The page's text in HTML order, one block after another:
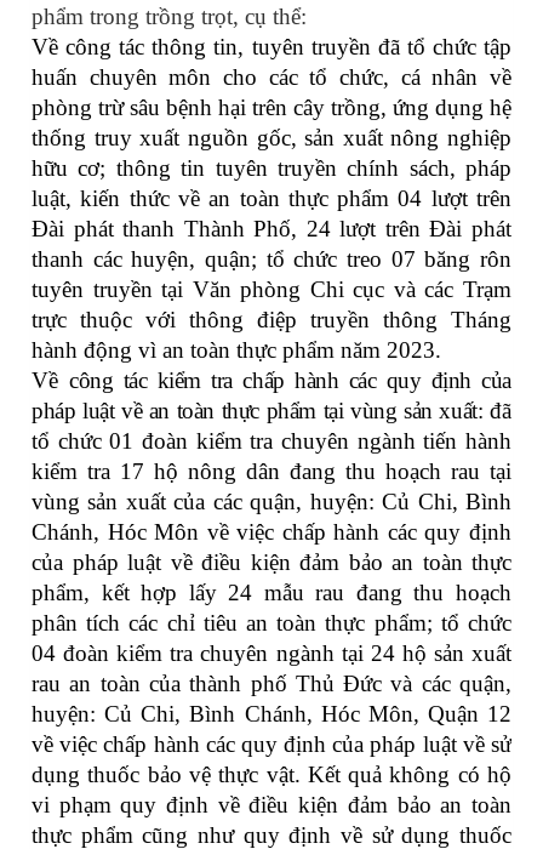
phẩm trong trồng trọt, cụ thể:
Về công tác thông tin, tuyên truyền đã tổ chức tập
huấn chuyên môn cho các tổ chức, cá nhân về
phòng trừ sâu bệnh hại trên cây trồng, ứng dụng hệ
thống truy xuất nguồn gốc, sản xuất nông nghiệp
hữu cơ; thông tin tuyên truyền chính sách, pháp
luật, kiến thức về an toàn thực phẩm 04 lượt trên
Đài phát thanh Thành Phố, 24 lượt trên Đài phát
thanh các huyện, quận; tổ chức treo 07 băng rôn
tuyên truyền tại Văn phòng Chi cục và các Trạm
trực thuộc với thông điệp truyền thông Tháng
hành động vì an toàn thực phẩm năm 2023.
Về công tác kiểm tra chấp hành các quy định của
pháp luật về an toàn thực phẩm tại vùng sản xuất: đã
tổ chức 01 đoàn kiểm tra chuyên ngành tiến hành
kiểm tra 17 hộ nông dân đang thu hoạch rau tại
vùng sản xuất của các quận, huyện: Củ Chi, Bình
Chánh, Hóc Môn về việc chấp hành các quy định
của pháp luật về điều kiện đảm bảo an toàn thực
phẩm, kết hợp lấy 24 mẫu rau đang thu hoạch
phân tích các chỉ tiêu an toàn thực phẩm; tổ chức
04 đoàn kiểm tra chuyên ngành tại 24 hộ sản xuất
rau an toàn của thành phố Thủ Đức và các quận,
huyện: Củ Chi, Bình Chánh, Hóc Môn, Quận 12
về việc chấp hành các quy định của pháp luật về sử
dụng thuốc bảo vệ thực vật. Kết quả không có hộ
vi phạm quy định về điều kiện đảm bảo an toàn
thực phẩm cũng như quy định về sử dụng thuốc